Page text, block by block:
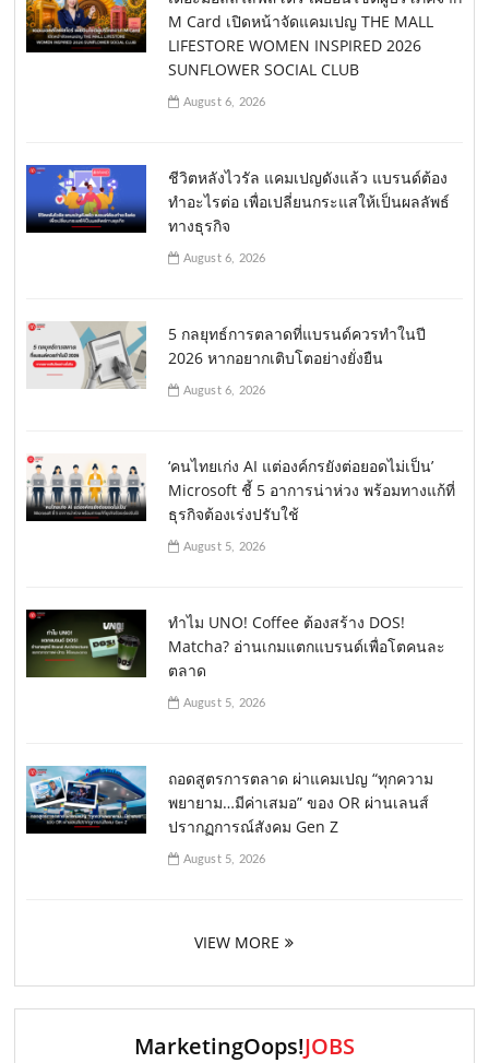
M Card เปิดหน้าจัดแคมเปญ THE MALL
LIFESTORE WOMEN INSPIRED 2026
SUNFLOWER SOCIAL CLUB
August 6, 2026
ชีวิตหลังไวรัล แคมเปญดังแล้ว แบรนด์ต้อง
ทำอะไรต่อ เพื่อเปลี่ยนกระแสให้เป็นผลลัพธ์
ทางธุรกิจ
August 6, 2026
5 กลยุทธ์การตลาดที่แบรนด์ควรทำในปี
2026 หากอยากเติบโตอย่างยั่งยืน
August 6, 2026
‘คนไทยเก่ง AI แต่องค์กรยังต่อยอดไม่เป็น’
Microsoft ชี้ 5 อาการน่าห่วง พร้อมทางแก้ที่
ธุรกิจต้องเร่งปรับใช้
August 5, 2026
ทำไม UNO! Coffee ต้องสร้าง DOS!
Matcha? อ่านเกมแตกแบรนด์เพื่อโตคนละ
ตลาด
August 5, 2026
ถอดสูตรการตลาด ผ่าแคมเปญ “ทุกความ
พยายาม…มีค่าเสมอ” ของ OR ผ่านเลนส์
ปรากฏการณ์สังคม Gen Z
August 5, 2026
VIEW MORE
MarketingOops!JOBS